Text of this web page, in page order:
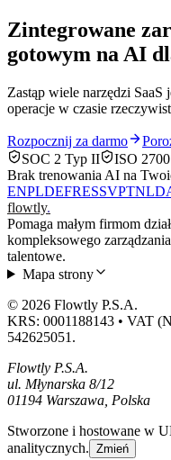
Zintegrowane
gotowym na AI
Zastąp wiele narzędzi SaaS
operacje w czasie
Rozpocznij za darmo
SOC 2 Typ II
ISO
Brak trenowania AI na
ENPLDEFRESSVPTNL
flowtly.
Pomaga małym firmom
kompleksowego
talentowe.
Mapa strony
© 2026 Flowtly P.S.A.
KRS: 0001188143 • VAT
542625051.
Flowtly P.S.A.
ul. Młynarska 8/12
01194 Warszawa, Polska
Stworzone i hostowane w
analitycznych. Zmień